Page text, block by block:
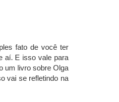
fato de você ter
aí. E isso vale para
um livro sobre Olga
vai se refletindo na